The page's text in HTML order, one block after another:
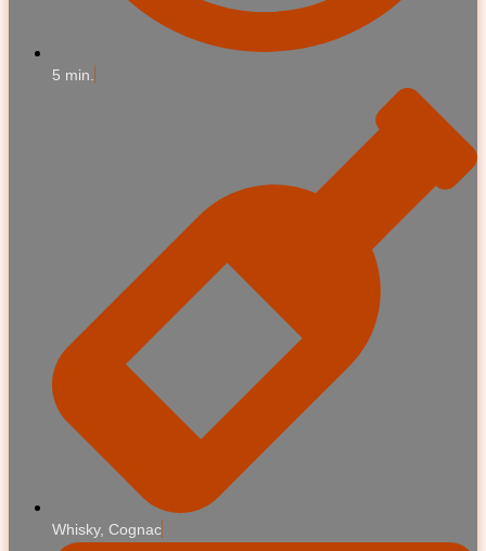
5 min.
Whisky, Cognac